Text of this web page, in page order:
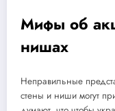
Мифы об
нишах
Неправильные
стены и ниши могут